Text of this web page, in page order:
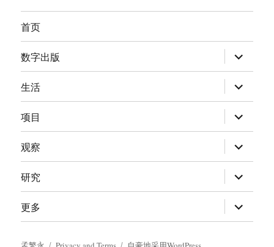
首页
数字出版 展
开
子
菜
单
生活 展
开
子
菜
单
项目 展
开
子
菜
单
观察 展
开
子
菜
单
研究 展
开
子
菜
单
更多 展
开
子